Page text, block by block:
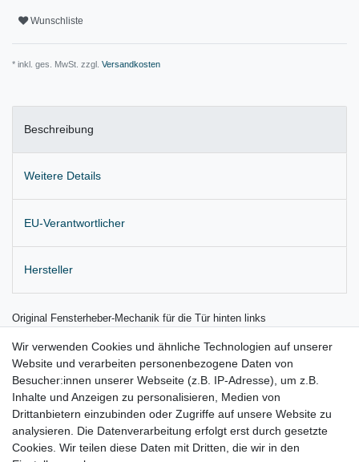
Wunschliste
* inkl. ges. MwSt. zzgl. Versandkosten
Beschreibung
Weitere Details
EU-Verantwortlicher
Hersteller
Original Fensterheber-Mechanik für die Tür hinten links
Lieferung wie abgebildet,ohne Trägerplatte
Gerne prüfen wir für Sie anhand Ihrer Fahrgestellnummer (VIN)
ob der Artikel bei Ihrem Fahrzeug passt
VW Tiguan I Bj. 2007 - 2016
Wir verwenden Cookies und ähnliche Technologien auf unserer
Website und verarbeiten personenbezogene Daten von
Besucher:innen unserer Webseite (z.B. IP-Adresse), um z.B.
Inhalte und Anzeigen zu personalisieren, Medien von
Drittanbietern einzubinden oder Zugriffe auf unsere Website zu
analysieren. Die Datenverarbeitung erfolgt erst durch gesetzte
Cookies. Wir teilen diese Daten mit Dritten, die wir in den